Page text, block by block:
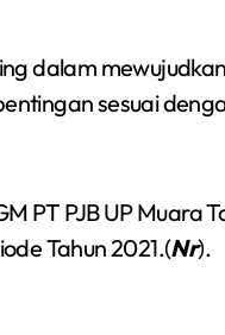
dalam
sesuai
PT PJB UP
Tahun 2021.(Nr).